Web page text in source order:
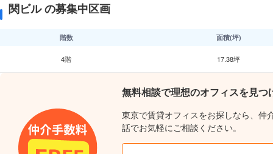
関ビル の募集中区画
階数 面積(坪)
4階 17.38坪
無料相談で理想のオフィスを見つ
東京で賃貸オフィスをお探しなら、仲
話でお気軽にご相談ください。